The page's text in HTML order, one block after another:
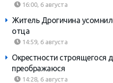
16:00, 6 августа
Житель Дрогичина
отца
14:59, 6 августа
Окрестности строящегося
преображаюся
14:28, 6 августа